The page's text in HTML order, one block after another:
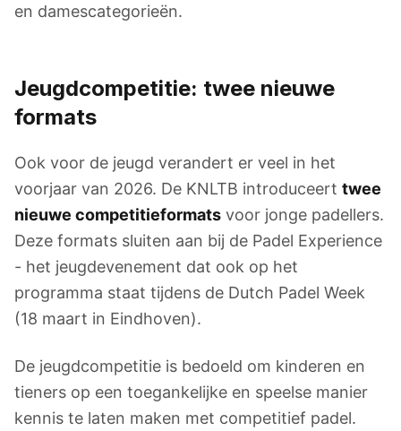
en damescategorieën.
Jeugdcompetitie: twee nieuwe
formats
Ook voor de jeugd verandert er veel in het
voorjaar van 2026. De KNLTB introduceert twee
nieuwe competitieformats voor jonge padellers.
Deze formats sluiten aan bij de Padel Experience
- het jeugdevenement dat ook op het
programma staat tijdens de Dutch Padel Week
(18 maart in Eindhoven).
De jeugdcompetitie is bedoeld om kinderen en
tieners op een toegankelijke en speelse manier
kennis te laten maken met competitief padel.